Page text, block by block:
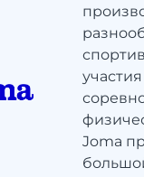
Joma